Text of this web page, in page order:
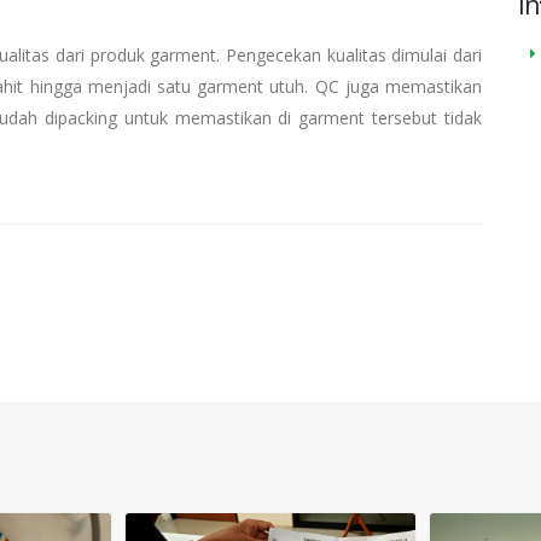
dari produk garment. Pengecekan kualitas dimulai dari
hingga menjadi satu garment utuh. QC juga memastikan
dipacking untuk memastikan di garment tersebut tidak